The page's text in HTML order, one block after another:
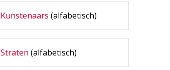
Kunstenaars (alfabetisch)
Straten (alfabetisch)